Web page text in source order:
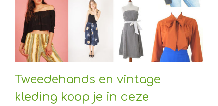
Tweedehands en vintage
kleding koop je in deze